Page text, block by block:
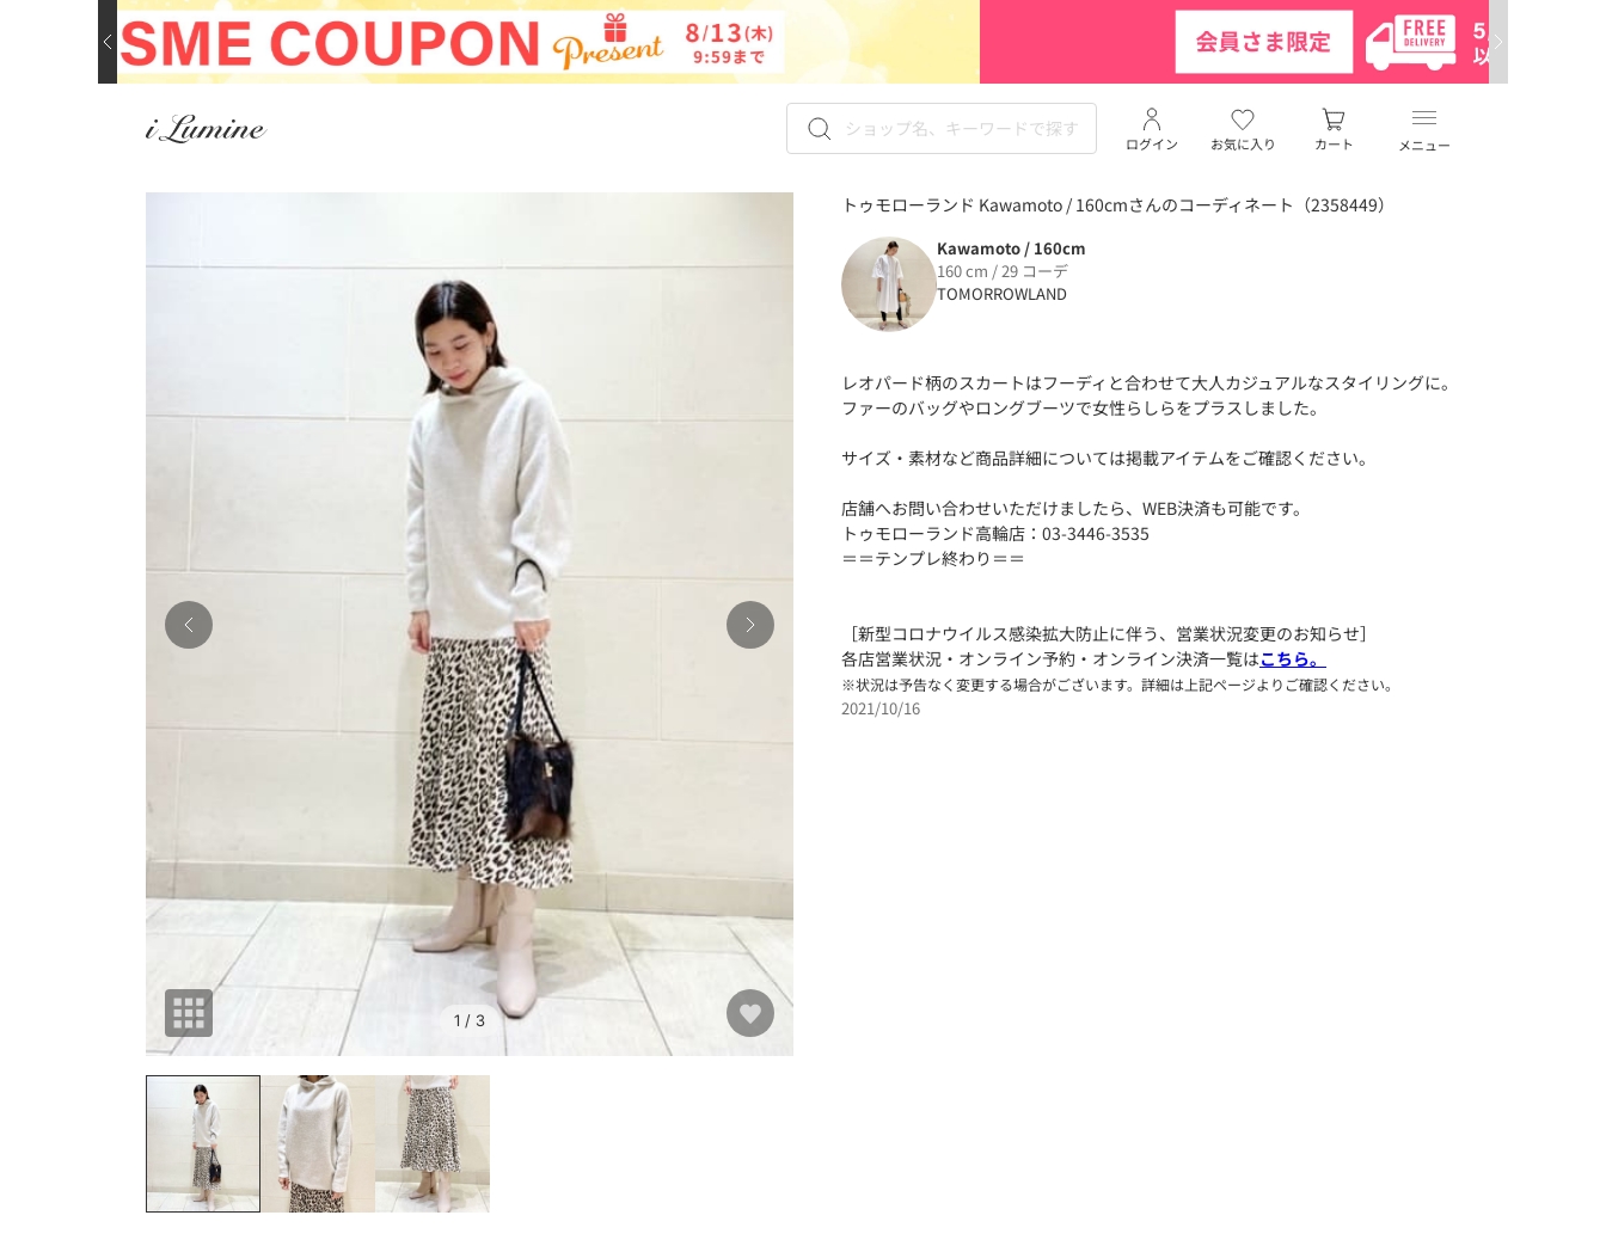
メニュー
お気に入り
ログイン カート
1 / 3
トゥモローランド Kawamoto / 160cmさんのコーディネート（2358449）
Kawamoto / 160cm
160 cm / 29 コーデ
TOMORROWLAND
レオパード柄のスカートはフーディと合わせて大人カジュアルなスタイリングに。
ファーのバッグやロングブーツで女性らしらをプラスしました。
サイズ・素材など商品詳細については掲載アイテムをご確認ください。
店舗へお問い合わせいただけましたら、WEB決済も可能です。
トゥモローランド高輪店：03-3446-3535
＝＝テンプレ終わり＝＝
［新型コロナウイルス感染拡大防止に伴う、営業状況変更のお知らせ］
各店営業状況・オンライン予約・オンライン決済一覧はこちら。
※状況は予告なく変更する場合がございます。詳細は上記ページよりご確認ください。
2021/10/16